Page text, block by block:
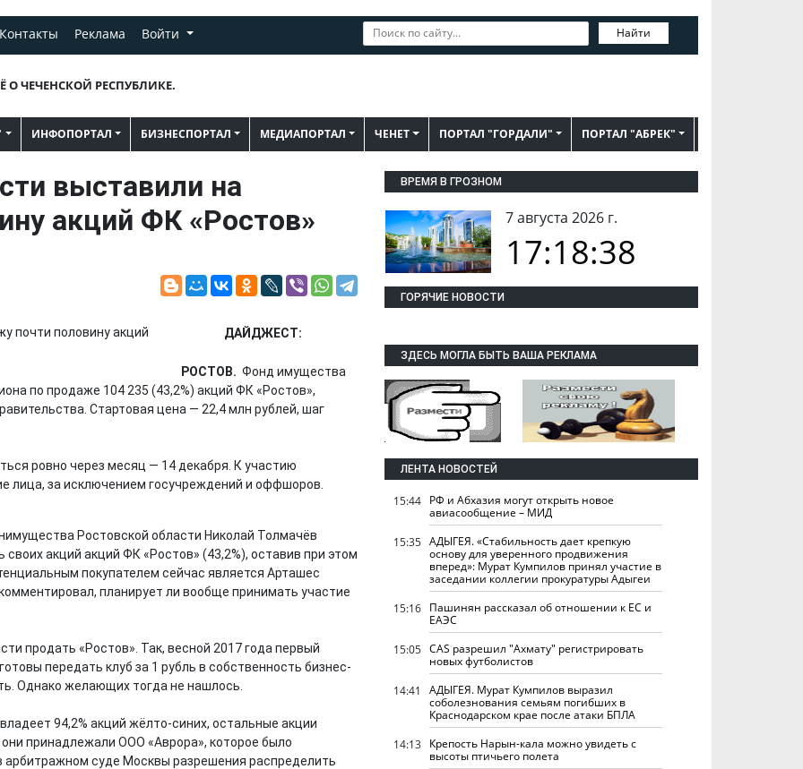
Контакты Реклама Войти Найти
О ЧЕЧЕНСКОЙ РЕСПУБЛИКЕ.
ИНФОПОРТАЛ БИЗНЕСПОРТАЛ МЕДИАПОРТАЛ ЧЕНЕТ ПОРТАЛ "ГОРДАЛИ" ПОРТАЛ "АБРЕК"
выставили на
акций ФК «Ростов»
ДАЙДЖЕСТ:
РОСТОВ. Фонд имущества
по продаже 104 235 (43,2%) акций ФК «Ростов»,
Стартовая цена — 22,4 млн рублей, шаг
ровно через месяц — 14 декабря. К участию
лица, за исключением госучреждений и оффшоров.
Ростовской области Николай Толмачёв
акций акций ФК «Ростов» (43,2%), оставив при этом
покупателем сейчас является Арташес
планирует ли вообще принимать участие
продать «Ростов». Так, весной 2017 года первый
передать клуб за 1 рубль в собственность бизнес-
Однако желающих тогда не нашлось.
94,2% акций жёлто-синих, остальные акции
принадлежали ООО «Аврора», которое было
арбитражном суде Москвы разрешения распределить
ВРЕМЯ В ГРОЗНОМ
7 августа 2026 г.
17:18:39
ГОРЯЧИЕ НОВОСТИ
ЗДЕСЬ МОГЛА БЫТЬ ВАША РЕКЛАМА
ЛЕНТА НОВОСТЕЙ
15:44 РФ и Абхазия могут открыть новое
авиасообщение – МИД
15:35 АДЫГЕЯ. «Стабильность дает крепкую
основу для уверенного продвижения
вперед»: Мурат Кумпилов принял участие в
заседании коллегии прокуратуры Адыгеи
15:16 Пашинян рассказал об отношении к ЕС и
ЕАЭС
15:05 CAS разрешил "Ахмату" регистрировать
новых футболистов
14:41
АДЫГЕЯ. Мурат Кумпилов выразил
соболезнования семьям погибших в
Краснодарском крае после атаки БПЛА
14:13 Крепость Нарын-кала можно увидеть с
высоты птичьего полета